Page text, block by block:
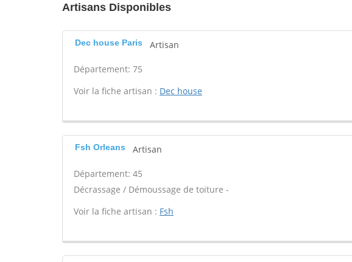
Artisans Disponibles
Dec house Paris Artisan
Département: 75
Voir la fiche artisan : Dec house
Fsh Orleans Artisan
Département: 45
Décrassage / Démoussage de toiture -
Voir la fiche artisan : Fsh